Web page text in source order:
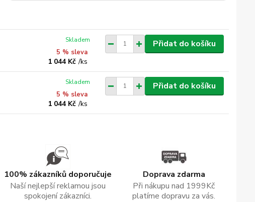
5 % sleva
1 044 Kč /ks
Skladem Přidat do košíku
5 % sleva
1 044 Kč /ks
Skladem Přidat do košíku
100% zákazníků doporučuje
Naší nejlepší reklamou jsou
spokojení zákazníci.
Doprava zdarma
Při nákupu nad 1999Kč
platíme dopravu za vás.